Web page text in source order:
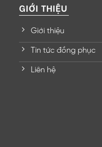
GIỚI THIỆU
Giới thiệu
Tin tức đồng phục
Liên hệ